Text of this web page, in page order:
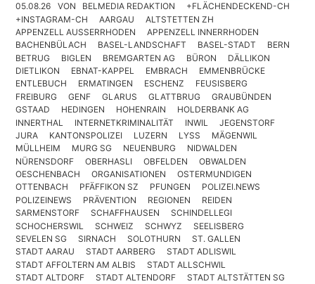
05.08.26 VON BELMEDIA REDAKTION
+FLÄCHENDECKEND-CH
+INSTAGRAM-CH
AARGAU
ALTSTETTEN ZH
APPENZELL AUSSERRHODEN
APPENZELL INNERRHODEN
BACHENBÜLACH
BASEL-LANDSCHAFT BASEL-STADT
BERN
BETRUG
BIGLEN BREMGARTEN AG BÜRON
DÄLLIKON
DIETLIKON
EBNAT-KAPPEL EMBRACH
EMMENBRÜCKE
ENTLEBUCH
ERMATINGEN ESCHENZ
FEUSISBERG
FREIBURG
GENF GLARUS GLATTBRUG
GRAUBÜNDEN
GSTAAD
HEDINGEN HOHENRAIN
HOLDERBANK AG
INNERTHAL
INTERNETKRIMINALITÄT INWIL
JEGENSTORF
JURA
KANTONSPOLIZEI LUZERN LYSS
MÄGENWIL
MÜLLHEIM
MURG SG NEUENBURG
NIDWALDEN
NÜRENSDORF
OBERHASLI OBFELDEN
OBWALDEN
OESCHENBACH
ORGANISATIONEN
OSTERMUNDIGEN
OTTENBACH
PFÄFFIKON SZ PFUNGEN
POLIZEI.NEWS
POLIZEINEWS
PRÄVENTION REGIONEN
REIDEN
SARMENSTORF
SCHAFFHAUSEN
SCHINDELLEGI
SCHOCHERSWIL
SCHWEIZ SCHWYZ
SEELISBERG
SEVELEN SG
SIRNACH SOLOTHURN
ST. GALLEN
STADT AARAU
STADT AARBERG
STADT ADLISWIL
STADT AFFOLTERN AM ALBIS
STADT ALLSCHWIL
STADT ALTDORF
STADT ALTENDORF
STADT ALTSTÄTTEN SG